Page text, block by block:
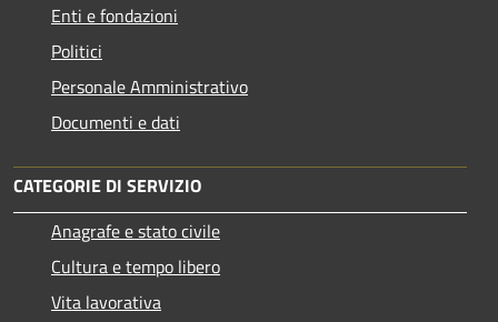
Enti e fondazioni
Politici
Personale Amministrativo
Documenti e dati
CATEGORIE DI SERVIZIO
Anagrafe e stato civile
Cultura e tempo libero
Vita lavorativa